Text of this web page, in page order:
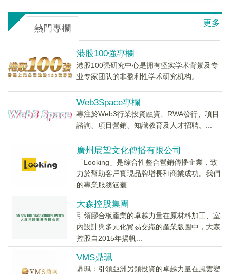
更多
熱門專欄
港股100強專欄
港股100强研究中心是拥有坚实学术背景及专
业专家团队的非盈利性学术研究机构。...
Web3Space專欄
專注於Web3行業投資融資、RWA發行、項目
諮詢、項目營銷、知識教育及人才招聘。...
廣州展望文化傳播有限公司
「Looking」是綜合性整合營銷傳播企業，致
力於幫助客戶實現品牌增長和商業成功。我們
的專業服務涵蓋...
大森控股集團
引領膠合板產業的卓越力量在原材料加工、室
內設計與多元化貿易交織的產業版圖中，大森
控股自2015年揚帆...
VMS鼎珮
鼎珮：引領亞洲另類投資的卓越力量在風雲變